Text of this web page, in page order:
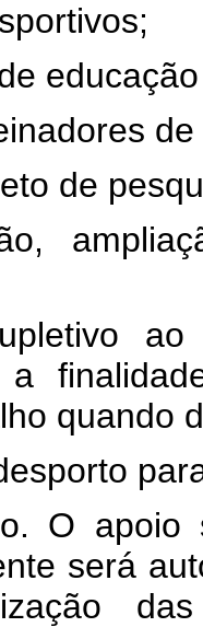
de
ao
a
quando
O
será